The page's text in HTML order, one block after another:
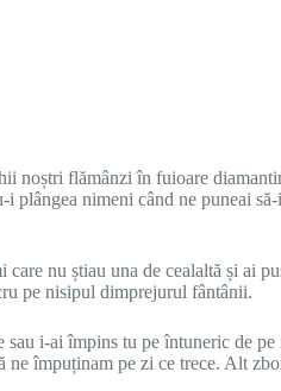
flămânzi în fuioare
nimeni când ne puneai
nu știau una de cealaltă și ai
pe nisipul dimprejurul fântânii.
i-ai împins tu pe întuneric de
împuținam pe zi ce trece. Alt